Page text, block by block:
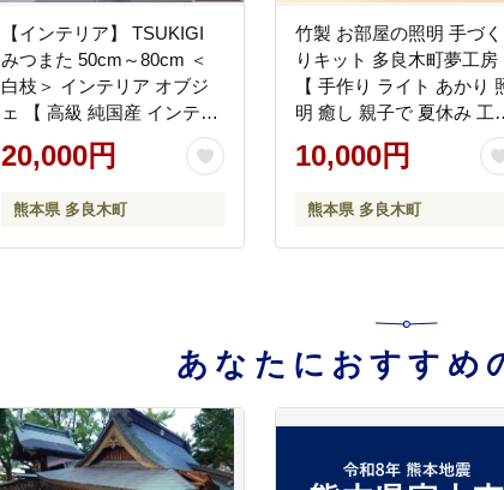
【インテリア】 TSUKIGI
みつまた 50cm～80cm ＜
白枝＞ インテリア オブジ
ェ 【 高級 純国産 インテリ
ア ナチュラル ドライフラ
ワー お洒落 シンプル 】
20,000円
熊本県 多良木町
竹製 お部屋の照明 手づく
りキット 多良木町夢工房
【 手作り ライト あかり
明 癒し 親子で 夏休み 工
オリジナル 】 002-0536
10,000円
熊本県 多良木町
あなたにおすすめ